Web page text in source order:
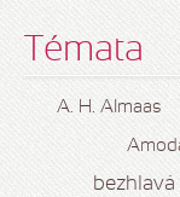
Témata
A. H. Almaas
bezhlavá